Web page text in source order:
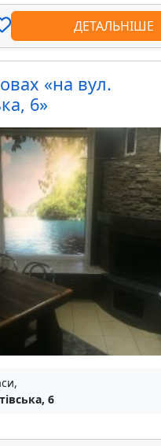
ДЕТАЛЬНІШЕ
«на вул.
6»
6